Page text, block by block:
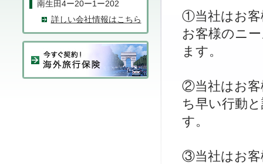
①当社はお客
お客様のニ
ます。
②当社はお客
ち早い行動
す。
③当社はお客
南生田4ー20ー1ー202
詳しい会社情報はこちら